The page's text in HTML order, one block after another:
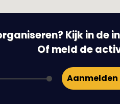
Kijk in
Of meld de